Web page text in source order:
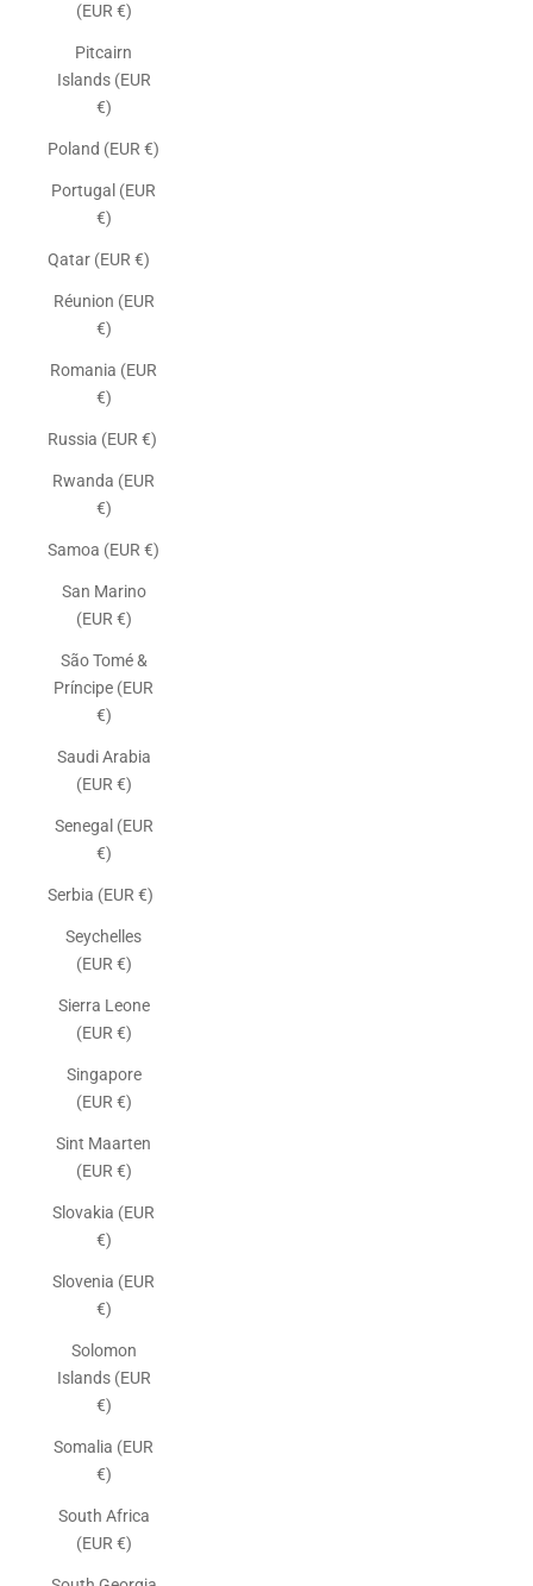
(EUR €)
Pitcairn
Islands (EUR
€)
Poland (EUR €)
Portugal (EUR
€)
Qatar (EUR €)
Réunion (EUR
€)
Romania (EUR
€)
Russia (EUR €)
Rwanda (EUR
€)
Samoa (EUR €)
San Marino
(EUR €)
São Tomé &
Príncipe (EUR
€)
Saudi Arabia
(EUR €)
Senegal (EUR
€)
Serbia (EUR €)
Seychelles
(EUR €)
Sierra Leone
(EUR €)
Singapore
(EUR €)
Sint Maarten
(EUR €)
Slovakia (EUR
€)
Slovenia (EUR
€)
Solomon
Islands (EUR
€)
Somalia (EUR
€)
South Africa
(EUR €)